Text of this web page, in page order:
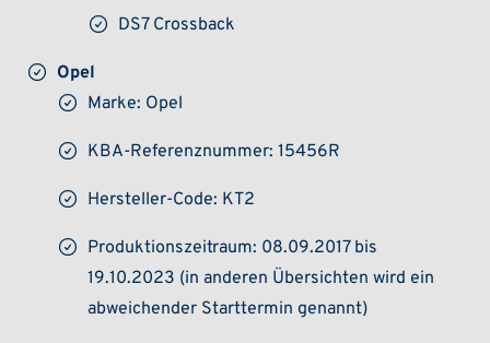
DS7 Crossback
Opel
Marke: Opel
KBA-Referenznummer: 15456R
Hersteller-Code: KT2
Produktionszeitraum: 08.09.2017 bis
19.10.2023 (in anderen Übersichten wird ein
abweichender Starttermin genannt)